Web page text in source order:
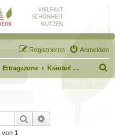
Anmelden
Registrieren
Ertragszone Kräuter/ Gewürze
u
Suche
von 1